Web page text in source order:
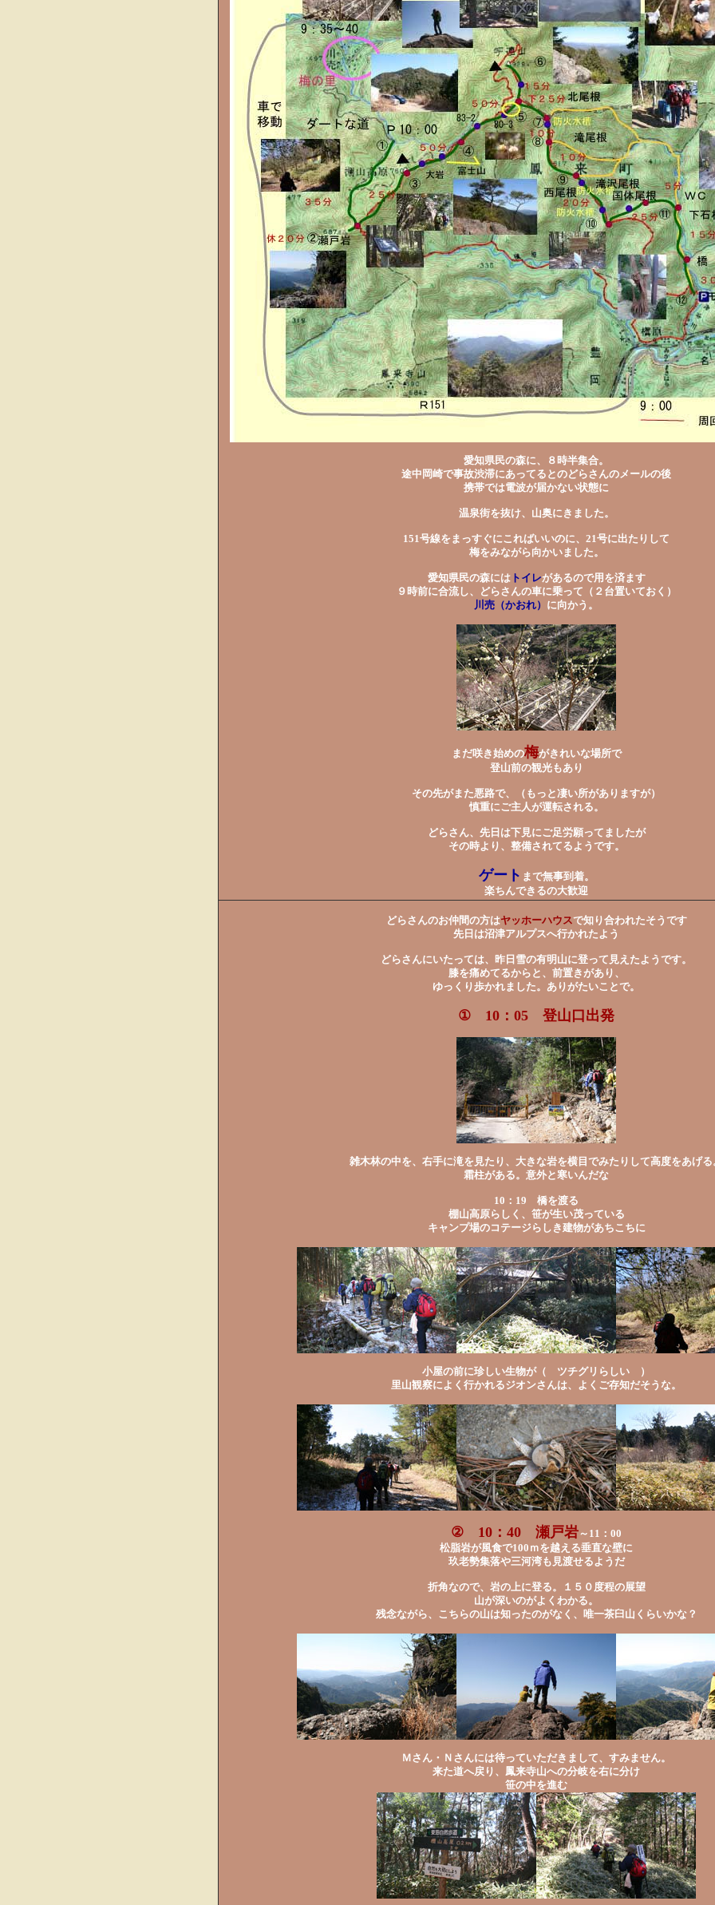
愛知県民の森に、８時半集合。
途中岡崎で事故渋滞にあってるとのどらさんのメールの後
携帯では電波が届かない状態に
温泉街を抜け、山奥にきました。
151号線をまっすぐにこればいいのに、21号に出たりして
梅をみながら向かいました。
愛知県民の森にはトイレがあるので用を済ます
９時前に合流し、どらさんの車に乗って（２台置いておく）
川売（かおれ） に向かう。
まだ咲き始めの梅がきれいな場所で
登山前の観光もあり
その先がまた悪路で、（もっと凄い所がありますが）
慎重にご主人が運転される。
どらさん、先日は下見にご足労願ってましたが
その時より、整備されてるようです。
ゲート まで無事到着。
楽ちんできるの大歓迎
どらさんのお仲間の方はヤッホーハウスで知り合われたそうです
先日は沼津アルプスへ行かれたよう
どらさんにいたっては、昨日雪の有明山に登って見えたようです。
膝を痛めてるからと、前置きがあり、
ゆっくり歩かれました。ありがたいことで。
① 10：05 登山口出発
雑木林の中を、右手に滝を見たり、大きな岩を横目でみたりして高度をあげる
霜柱がある。意外と寒いんだな
10：19 橋を渡る
棚山高原らしく、笹が生い茂っている
キャンプ場のコテージらしき建物があちこちに
小屋の前に珍しい生物が（ ツチグリらしい ）
里山観察によく行かれるジオンさんは、よくご存知だそうな。
② 10：40 瀬戸岩～11：00
松脂岩が風食で100ｍを越える垂直な壁に
玖老勢集落や三河湾も見渡せるようだ
折角なので、岩の上に登る。１５０度程の展望
山が深いのがよくわかる。
残念ながら、こちらの山は知ったのがなく、唯一茶臼山くらいかな？
Ｍさん・Ｎさんには待っていただきまして、すみません。
来た道へ戻り、鳳来寺山への分岐を右に分け
笹の中を進む